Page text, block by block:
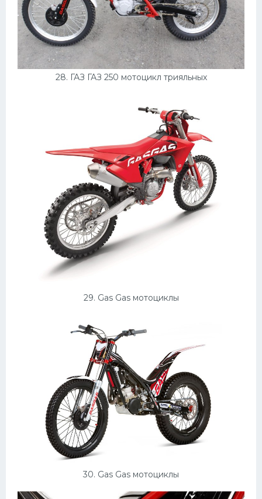
28. ГАЗ ГАЗ 250 мотоцикл трияльных
29. Gas Gas мотоциклы
30. Gas Gas мотоциклы